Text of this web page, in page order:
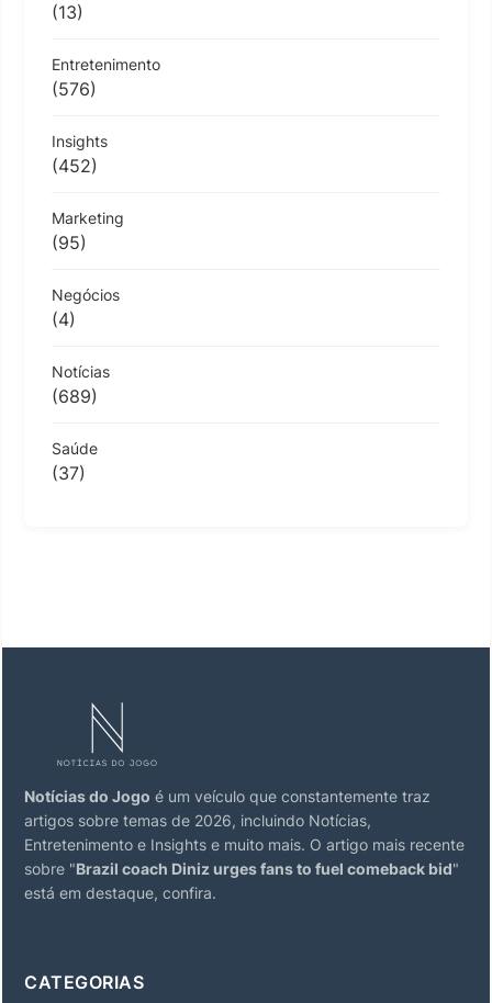
(13)
Entretenimento
(576)
Insights
(452)
Marketing
(95)
Negócios
(4)
Notícias
(689)
Saúde
(37)
Notícias do Jogo é um veículo que constantemente traz
artigos sobre temas de 2026, incluindo Notícias,
Entretenimento e Insights e muito mais. O artigo mais recente
sobre "Brazil coach Diniz urges fans to fuel comeback bid"
está em destaque, confira.
CATEGORIAS